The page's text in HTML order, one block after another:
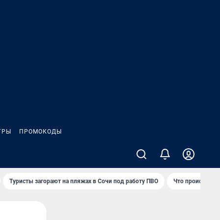
ПРОМОКОДЫ
Туристы загорают на пляжах в Сочи под работу ПВО Что происходит